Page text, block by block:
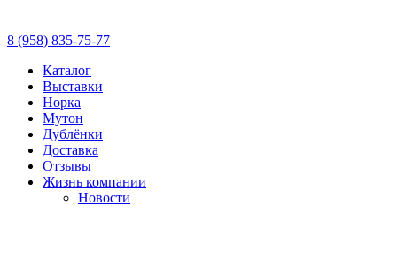
8 (958) 835-75-77
Каталог
Выставки
Норка
Мутон
Дублёнки
Доставка
Отзывы
Жизнь компании
Новости